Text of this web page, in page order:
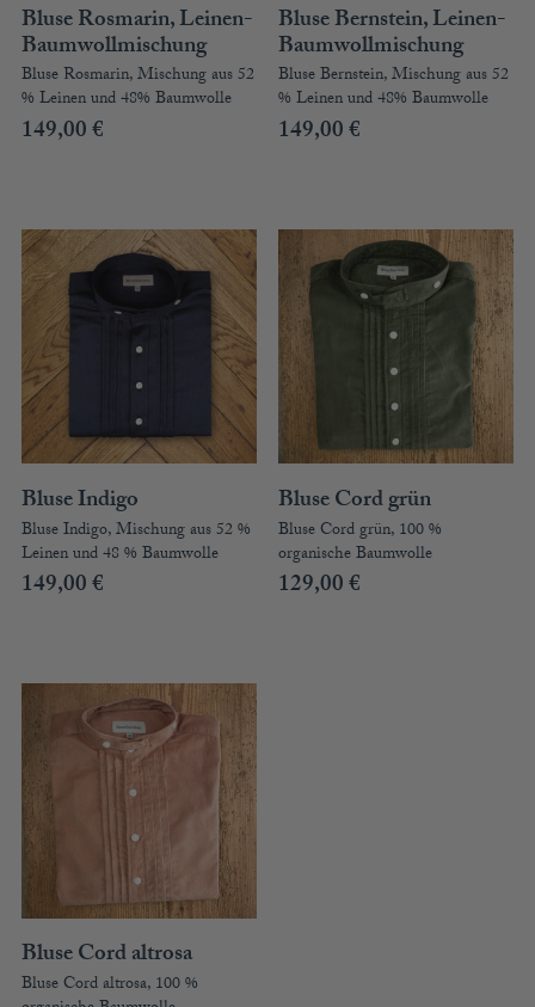
Bluse Rosmarin, Leinen-
Baumwollmischung
Bluse Rosmarin, Mischung aus 52
% Leinen und 48% Baumwolle
149,00€
Bluse Bernstein, Leinen-
Baumwollmischung
Bluse Bernstein, Mischung aus 52
% Leinen und 48% Baumwolle
149,00€
Bluse Indigo
Bluse Indigo, Mischung aus 52 %
Leinen und 48 % Baumwolle
149,00€
Bluse Cord grün
Bluse Cord grün, 100 %
organische Baumwolle
129,00€
Bluse Cord altrosa
Bluse Cord altrosa, 100 %